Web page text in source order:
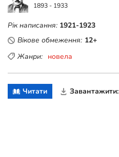
1893 - 1933
Рік написання: 1921-1923
Вікове обмеження: 12+
Жанри: новела
Читати Завантажити: